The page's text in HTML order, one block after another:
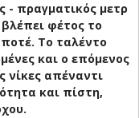
- πραγματικός μετρ
φέτος το
Το ταλέντο
και ο επόμενος
νίκες απέναντι
και πίστη,